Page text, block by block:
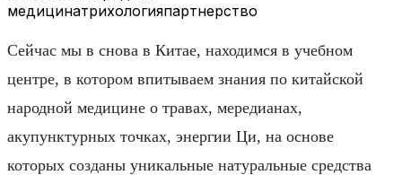
медицинатрихологияпартнерство
Сейчас мы в снова в Китае, находимся в учебном
центре, в котором впитываем знания по китайской
народной медицине о травах, мередианах,
акупунктурных точках, энергии Ци, на основе
которых созданы уникальные натуральные средства